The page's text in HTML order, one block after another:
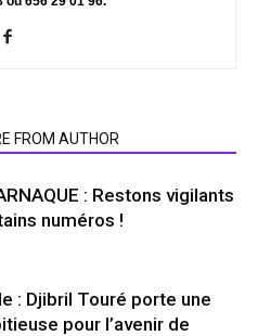
FROM AUTHOR
: Restons vigilants
numéros !
: Djibril Touré porte une
pour l’avenir de